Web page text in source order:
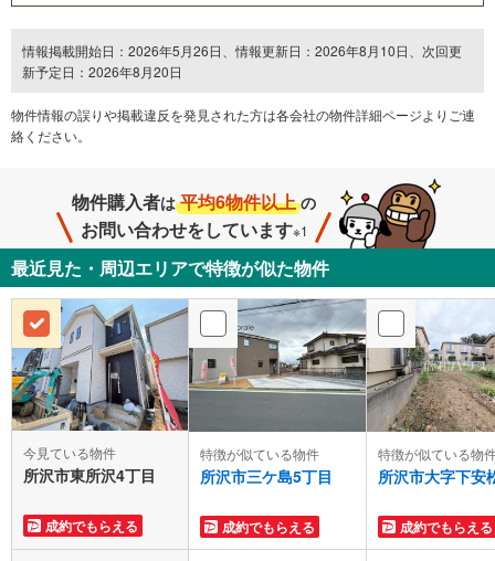
情報掲載開始日：2026年5月26日、情報更新日：2026年8月10日、次回更
新予定日：2026年8月20日
物件情報の誤りや掲載違反を発⾒された方は各会社の物件詳細ページよりご連
絡ください。
物件購入者は 平均6物件以上 の
お問い合わせをしています※1
最近見た・周辺エリアで特徴が似た物件
今見ている物件
所沢市東所沢4丁目
成約でもらえる
特徴が似ている物件
所沢市三ケ島5丁目
成約でもらえる
特徴が似ている物
所沢市大字下安
成約でもらえる